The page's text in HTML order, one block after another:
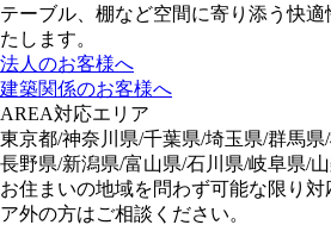
テーブル、棚など空間に寄り添う快
たします。
法人のお客様へ
建築関係のお客様へ
AREA対応エリア
東京都/神奈川県/千葉県/埼玉県/群馬
長野県/新潟県/富山県/石川県/岐阜県/
お住まいの地域を問わず可能な限り対
ア外の方はご相談ください。